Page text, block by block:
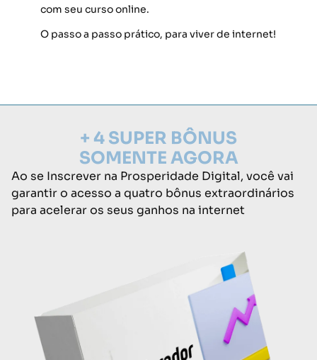
com seu curso online.
O passo a passo prático, para viver de internet!
+ 4 SUPER BÔNUS
SOMENTE AGORA
Ao se Inscrever na Prosperidade Digital, você vai
garantir o acesso a quatro bônus extraordinários
para acelerar os seus ganhos na internet